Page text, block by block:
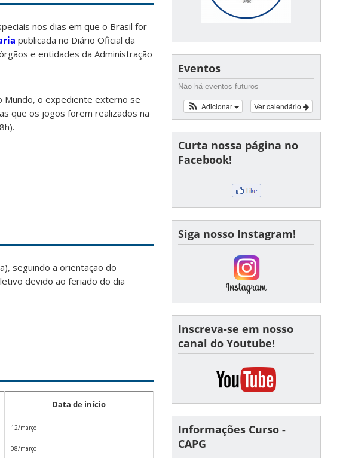
nos dias em que o Brasil for
publicada no Diário Oficial da
e entidades da Administração
Mundo, o expediente externo se
que os jogos forem realizados na
seguindo a orientação do
devido ao feriado do dia
Data de início
12/março
08/março
Eventos
Não há eventos futuros
Ver calendário
Adicionar
Curta nossa página no
Facebook!
Siga nosso Instagram!
Inscreva-se em nosso
canal do Youtube!
Informações Curso -
CAPG